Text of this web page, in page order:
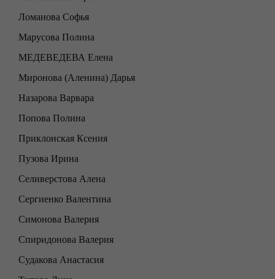
Ломанова Софья
Марусова Полина
МЕДЕВЕДЕВА Елена
Миронова (Аленина) Дарья
Назарова Варвара
Попова Полина
Приклонская Ксения
Пузова Ирина
Селиверстова Алена
Сергиенко Валентина
Симонова Валерия
Спиридонова Валерия
Судакова Анастасия